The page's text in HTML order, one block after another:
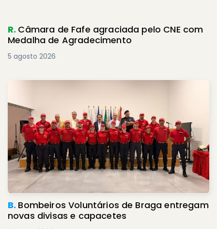
R. Câmara de Fafe agraciada pelo CNE com
Medalha de Agradecimento
5 agosto 2026
B. Bombeiros Voluntários de Braga entregam
novas divisas e capacetes